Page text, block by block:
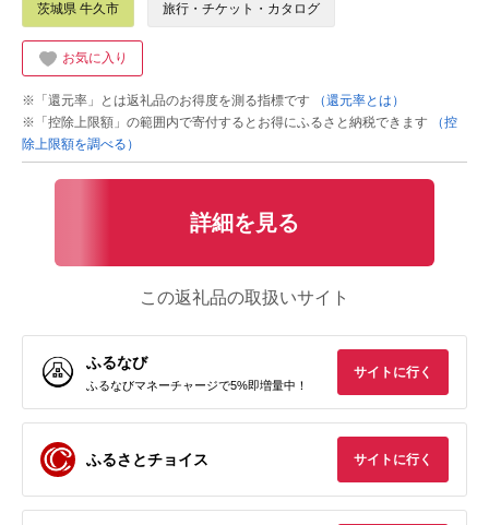
茨城県 牛久市 旅行・チケット・カタログ
お気に入り
※「還元率」とは返礼品のお得度を測る指標です
（還元率とは）
※「控除上限額」の範囲内で寄付するとお得にふるさと納税できます
（控
除上限額を調べる）
詳細を見る
この返礼品の取扱いサイト
ふるなび
ふるなびマネーチャージで5%即増量中！
サイトに行く
ふるさとチョイス サイトに行く